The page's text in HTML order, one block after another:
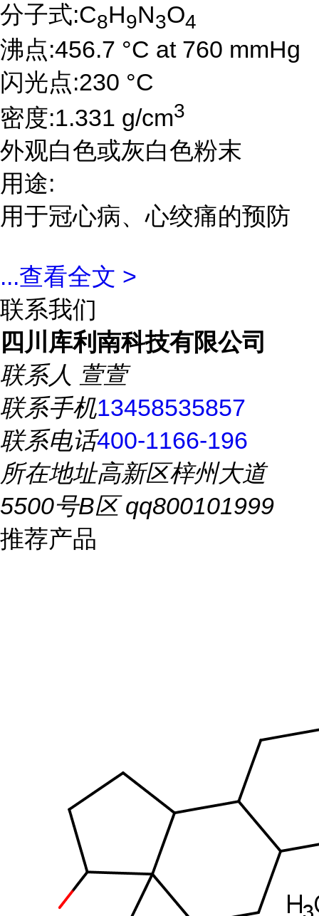
分子式:C8H9N3O4
沸点:456.7 °C at 760 mmHg
闪光点:230 °C
密度:1.331 g/cm3
外观白色或灰白色粉末
用途:
用于冠心病、心绞痛的预防
...查看全文 >
联系我们
四川库利南科技有限公司
联系人 萱萱
联系手机13458535857
联系电话400-1166-196
所在地址高新区梓州大道
5500号B区 qq800101999
推荐产品